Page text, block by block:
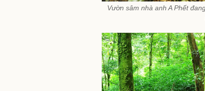
Vườn sâm nhà anh A Phết